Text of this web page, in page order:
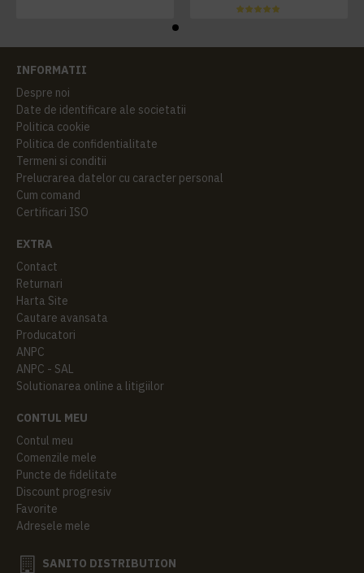
INFORMATII
Despre noi
Date de identificare ale societatii
Politica cookie
Politica de confidentialitate
Termeni si conditii
Prelucrarea datelor cu caracter personal
Cum comand
Certificari ISO
EXTRA
Contact
Returnari
Harta Site
Cautare avansata
Producatori
ANPC
ANPC - SAL
Solutionarea online a litigiilor
CONTUL MEU
Contul meu
Comenzile mele
Puncte de fidelitate
Discount progresiv
Favorite
Adresele mele
SANITO DISTRIBUTION